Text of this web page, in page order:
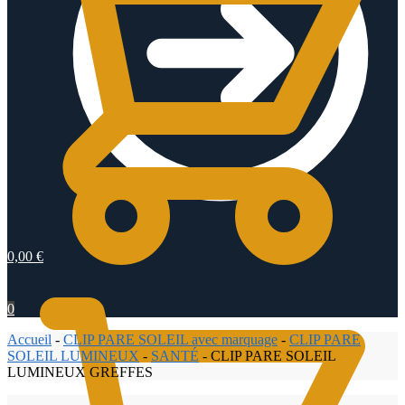
0,00 €
0
Accueil - CLIP PARE SOLEIL avec marquage - CLIP PARE
SOLEIL LUMINEUX - SANTÉ - CLIP PARE SOLEIL
LUMINEUX GREFFES